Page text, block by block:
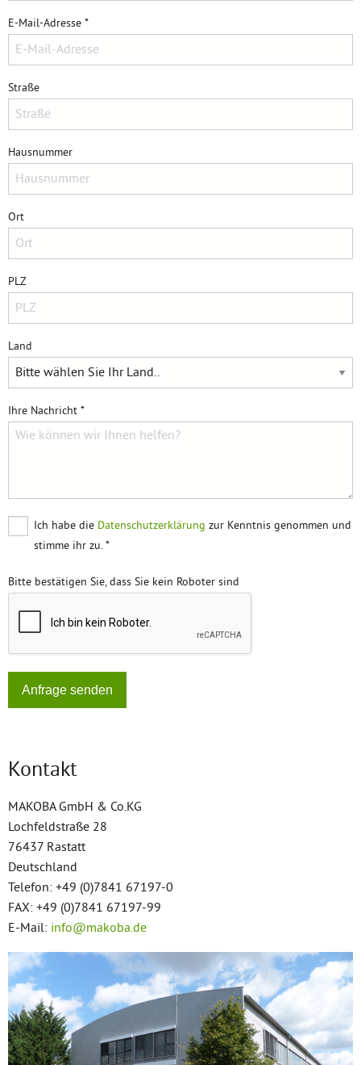
E-Mail-Adresse *
Straße
Hausnummer
Ort
PLZ
Land
Ihre Nachricht *
Ich habe die Datenschutzerklärung zur Kenntnis genommen und
stimme ihr zu. *
Bitte bestätigen Sie, dass Sie kein Roboter sind
Anfrage senden
Kontakt
MAKOBA GmbH & Co.KG
Lochfeldstraße 28
76437 Rastatt
Deutschland
Telefon: +49 (0)7841 67197-0
FAX: +49 (0)7841 67197-99
E-Mail: info@makoba.de